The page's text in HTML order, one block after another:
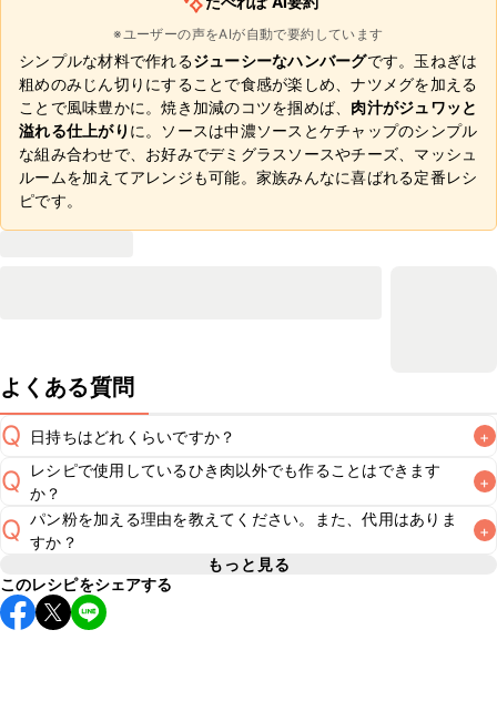
※ユーザーの声をAIが自動で要約しています
シンプルな材料で作れるジューシーなハンバーグです。玉ねぎは
粗めのみじん切りにすることで食感が楽しめ、ナツメグを加える
ことで風味豊かに。焼き加減のコツを掴めば、 肉汁がジュワッと
溢れる仕上がり に。ソースは中濃ソースとケチャップのシンプル
な組み合わせで、お好みでデミグラスソースやチーズ、マッシュ
ルームを加えてアレンジも可能。家族みんなに喜ばれる定番レシ
ピです。
よくある質問
Q 日持ちはどれくらいですか？ +
A
保存期間は冷蔵で翌日中が目安です。なるべくお早めにお召
し上がりください。
※日持ちは目安です。 こちら
の注意事項をご確認の上、正し
Q
レシピで使用しているひき肉以外でも作ることはできます
か？
+
A
Q パン粉を加える理由を教えてください。また、代用はありま
すか？
+
A
パン粉は肉だねの固さを調節し、加熱した際に肉汁を閉じ込
めてジューシーに仕上げる役割があります。パン粉のご用意
がない場合は、細かく切った食パンや片栗粉で代用できま
もっと見る
このレシピをシェアする